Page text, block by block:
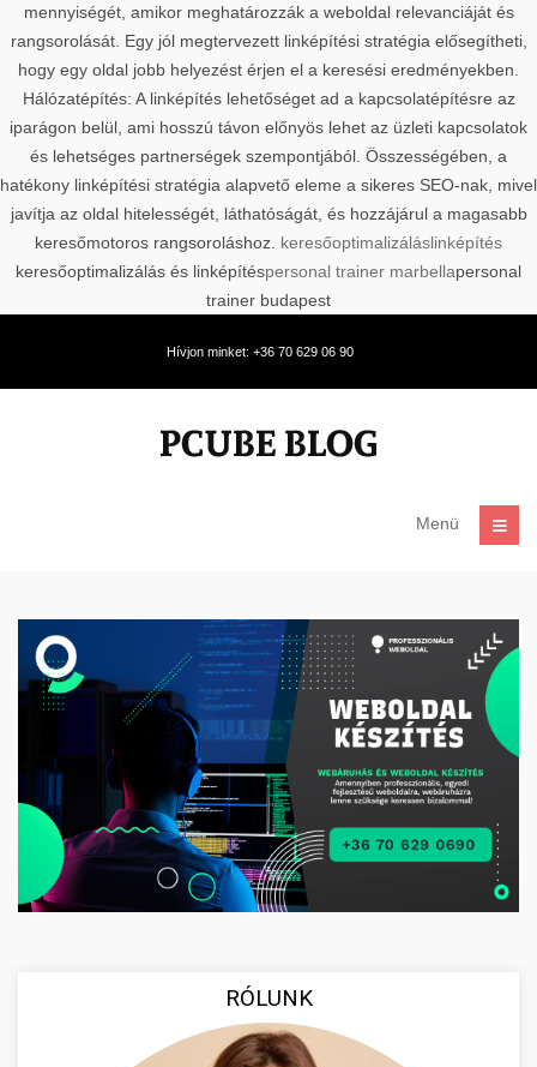
mennyiségét, amikor meghatározzák a weboldal relevanciáját és
rangsorolását. Egy jól megtervezett linképítési stratégia elősegítheti,
hogy egy oldal jobb helyezést érjen el a keresési eredményekben.
Hálózatépítés: A linképítés lehetőséget ad a kapcsolatépítésre az
iparágon belül, ami hosszú távon előnyös lehet az üzleti kapcsolatok
és lehetséges partnerségek szempontjából. Összességében, a
hatékony linképítési stratégia alapvető eleme a sikeres SEO-nak, mivel
javítja az oldal hitelességét, láthatóságát, és hozzájárul a magasabb
keresőmotoros rangsoroláshoz. keresőoptimalizáláslinképítés
keresőoptimalizálás és linképítéspersonal trainer marbellapersonal
trainer budapest
Hívjon minket: +36 70 629 06 90
Menü
RÓLUNK